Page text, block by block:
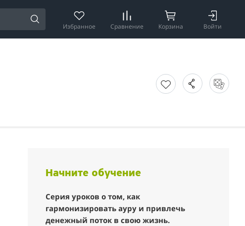
Избранное Сравнение Корзина Войти
Начните обучение
Серия уроков о том, как
гармонизировать ауру и привлечь
денежный поток в свою жизнь.